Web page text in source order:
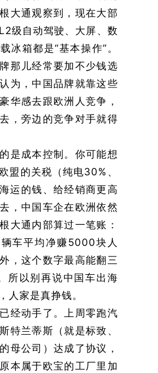
大通观察到，现在大部
级自动驾驶、大屏、数
冰箱都是“基本操作”。
那儿经常要加不少钱选
为，中国品牌就靠这些
华感去跟欧洲人竞争，
，旁边的竞争对手就得
是成本控制。你可能想
盟的关税（纯电30%、
运的钱、给经销商更高
，中国车企在欧洲依然
大通内部算过一笔账：
车平均净赚5000块人
，这个数字最高能翻三
所以别再说中国车出海
人家是真挣钱。
经动手了。上周零跑汽
特兰蒂斯（就是标致、
母公司）达成了协议，
本属于欧宝的工厂里加